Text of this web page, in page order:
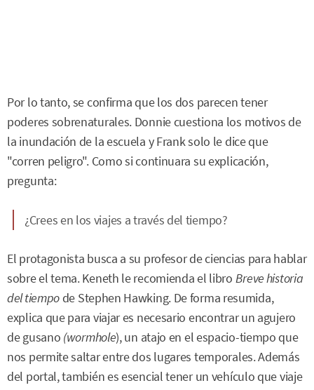
Por lo tanto, se confirma que los dos parecen tener
poderes sobrenaturales. Donnie cuestiona los motivos de
la inundación de la escuela y Frank solo le dice que
"corren peligro". Como si continuara su explicación,
pregunta:
¿Crees en los viajes a través del tiempo?
El protagonista busca a su profesor de ciencias para hablar
sobre el tema. Keneth le recomienda el libro Breve historia
del tiempode Stephen Hawking. De forma resumida,
explica que para viajar es necesario encontrar un agujero
de gusano (wormhole), un atajo en el espacio-tiempo que
nos permite saltar entre dos lugares temporales. Además
del portal, también es esencial tener un vehículo que viaje